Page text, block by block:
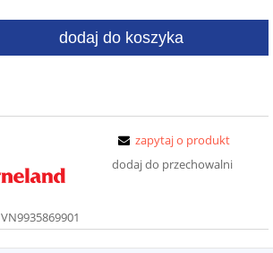
dodaj do koszyka
VN9935869901
zapytaj o produkt
dodaj do przechowalni